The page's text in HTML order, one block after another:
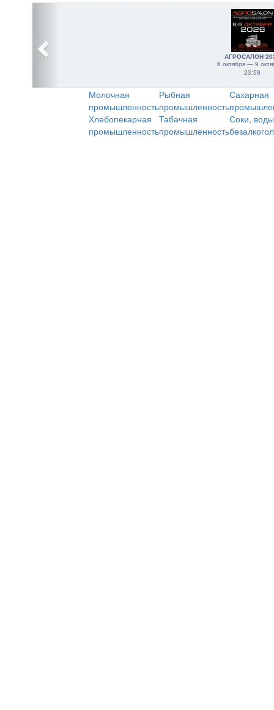
АГРОСАЛОН
6 октября — 9
23:59
Молочная
промышленность
Рыбная
промышленность
Сахарная
Хлебопекарная
промышленность
Табачная
промышленность
Соки,